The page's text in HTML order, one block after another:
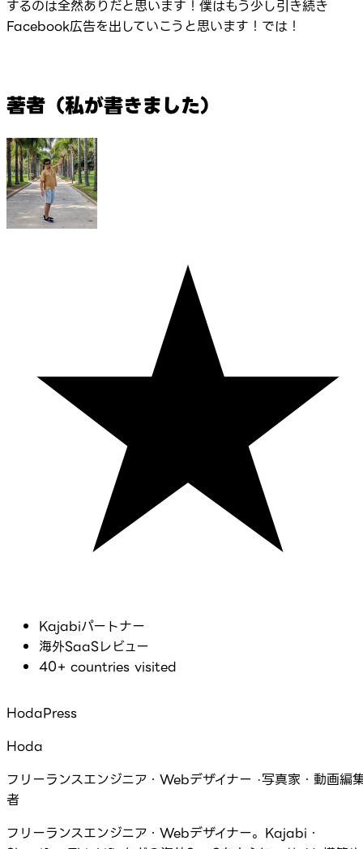
するのは全然ありだと思います！僕はもう少し引き続き
Facebook広告を出していこうと思います！では！
著者（私が書きました）
Kajabiパートナー
海外SaaSレビュー
40+ countries visited
HodaPress
Hoda
フリーランスエンジニア・Webデザイナー ·写真家・動画編
者
フリーランスエンジニア・Webデザイナー。Kajabi・